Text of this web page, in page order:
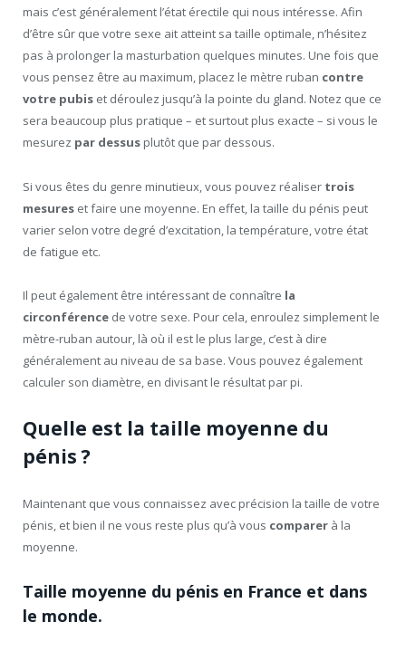
mais c’est généralement l’état érectile qui nous intéresse. Afin
d’être sûr que votre sexe ait atteint sa taille optimale, n’hésitez
pas à prolonger la masturbation quelques minutes. Une fois que
vous pensez être au maximum, placez le mètre ruban contre
votre pubis et déroulez jusqu’à la pointe du gland. Notez que ce
sera beaucoup plus pratique – et surtout plus exacte – si vous le
mesurez par dessus plutôt que par dessous.
Si vous êtes du genre minutieux, vous pouvez réaliser trois
mesures et faire une moyenne. En effet, la taille du pénis peut
varier selon votre degré d’excitation, la température, votre état
de fatigue etc.
Il peut également être intéressant de connaître la
circonférence de votre sexe. Pour cela, enroulez simplement le
mètre-ruban autour, là où il est le plus large, c’est à dire
généralement au niveau de sa base. Vous pouvez également
calculer son diamètre, en divisant le résultat par pi.
Quelle est la taille moyenne du
pénis ?
Maintenant que vous connaissez avec précision la taille de votre
pénis, et bien il ne vous reste plus qu’à vous comparer à la
moyenne.
Taille moyenne du pénis en France et dans
le monde.